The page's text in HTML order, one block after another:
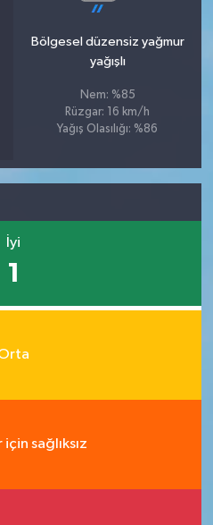
Bölgesel düzensiz yağmur
yağışlı
Nem: %85
Rüzgar: 16 km/h
Yağış Olasılığı: %86
İyi
1
için sağlıksız